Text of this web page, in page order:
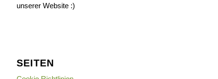
unserer Website :)
SEITEN